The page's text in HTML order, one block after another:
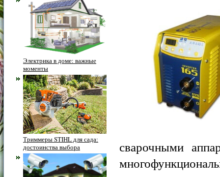
Электрика в доме: важные
моменты
Триммеры STIHL для сада:
достоинства выбора
сварочными